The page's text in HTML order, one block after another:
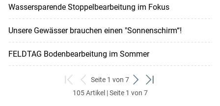
Wassersparende Stoppelbearbeitung im Fokus
Unsere Gewässer brauchen einen "Sonnenschirm“!
FELDTAG Bodenbearbeitung im Sommer
zum
ersten
zurück
zum
Seite 1 von 7
weiter
zum
zum
105 Artikel | Seite 1 von 7